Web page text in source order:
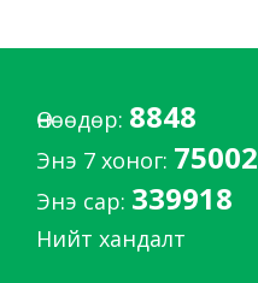
Өнөөдөр: 8848
Энэ 7 хоног: 75002
Энэ сар: 339918
Нийт хандалт